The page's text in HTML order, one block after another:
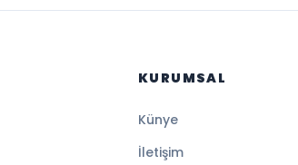
KURUMSAL
Künye
İletişim